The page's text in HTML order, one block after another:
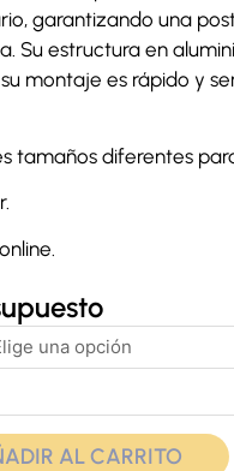
garantizando una
Su estructura en
montaje es rápido y
tamaños diferentes
AL CARRITO